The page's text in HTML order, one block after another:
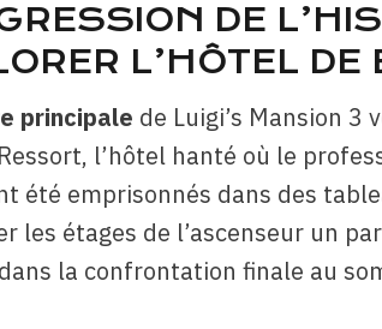
DE
L’HÔTEL
principale de Luigi’s Mansion 3
l’hôtel hanté où le
été emprisonnés dans des
les étages de l’ascenseur un
la confrontation finale au